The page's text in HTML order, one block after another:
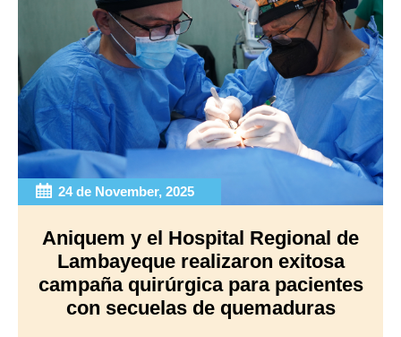
24 de November, 2025
Aniquem y el Hospital Regional de
Lambayeque realizaron exitosa
campaña quirúrgica para pacientes
con secuelas de quemaduras